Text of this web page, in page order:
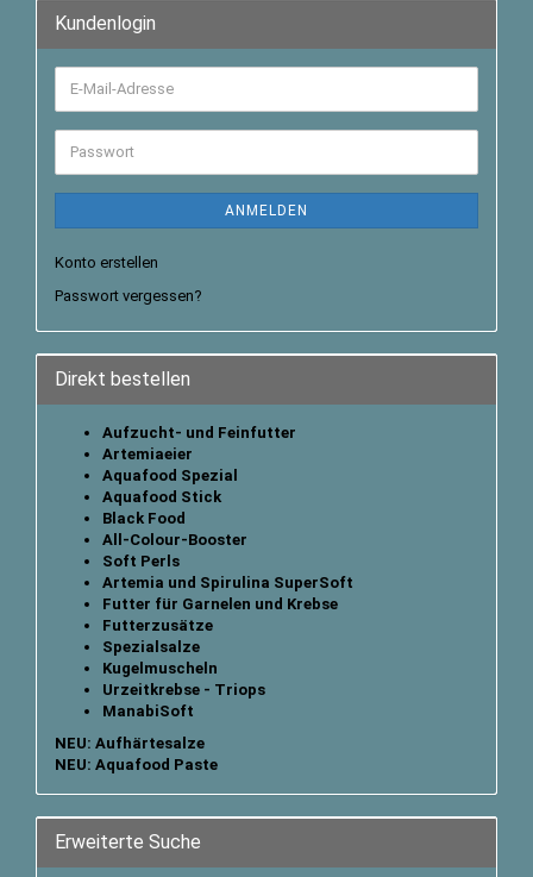
Kundenlogin
ANMELDEN
Konto erstellen
Passwort vergessen?
Direkt bestellen
Aufzucht- und Feinfutter
Artemiaeier
Aquafood Spezial
Aquafood Stick
Black Food
All-Colour-Booster
Soft Perls
Artemia und Spirulina SuperSoft
Futter für Garnelen und Krebse
Futterzusätze
Spezialsalze
Kugelmuscheln
Urzeitkrebse - Triops
ManabiSoft
NEU: Aufhärtesalze
NEU: Aquafood Paste
Erweiterte Suche